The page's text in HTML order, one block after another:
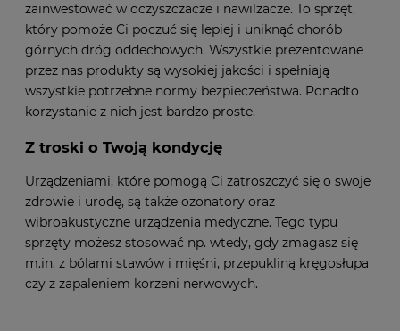
zainwestować w oczyszczacze i nawilżacze. To sprzęt,
który pomoże Ci poczuć się lepiej i uniknąć chorób
górnych dróg oddechowych. Wszystkie prezentowane
przez nas produkty są wysokiej jakości i spełniają
wszystkie potrzebne normy bezpieczeństwa. Ponadto
korzystanie z nich jest bardzo proste.
Z troski o Twoją kondycję
Urządzeniami, które pomogą Ci zatroszczyć się o swoje
zdrowie i urodę, są także ozonatory oraz
wibroakustyczne urządzenia medyczne. Tego typu
sprzęty możesz stosować np. wtedy, gdy zmagasz się
m.in. z bólami stawów i mięśni, przepukliną kręgosłupa
czy z zapaleniem korzeni nerwowych.